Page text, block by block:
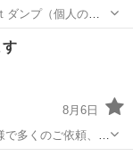
ダンプ（個人の方
8月6日